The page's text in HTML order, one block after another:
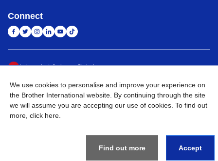
Connect
Indonesia Jaringan Global
Privacy Policy Ketentuan Penggunaan Site Map Kunjungi Situs Global
©2026BROTHER INTERNATIONAL SALES INDONESIA All
We use cookies to personalise and improve your experience on
the Brother International website. By continuing through the site
we will assume you are accepting our use of cookies. To find out
more, click here
Find out more Accept